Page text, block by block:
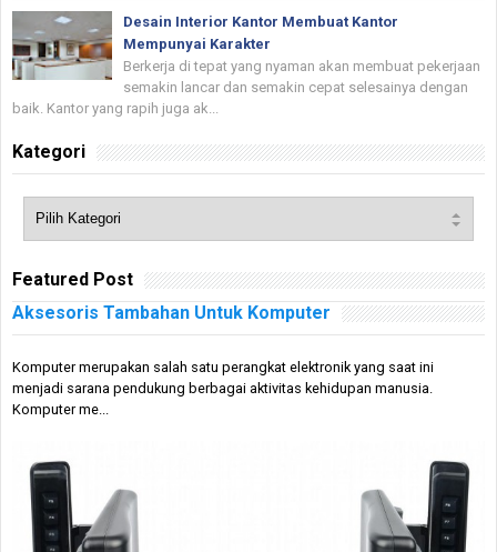
Desain Interior Kantor Membuat Kantor
Mempunyai Karakter
Berkerja di tepat yang nyaman akan membuat pekerjaan
semakin lancar dan semakin cepat selesainya dengan
baik. Kantor yang rapih juga ak...
Kategori
Featured Post
Aksesoris Tambahan Untuk Komputer
Komputer merupakan salah satu perangkat elektronik yang saat ini
menjadi sarana pendukung berbagai aktivitas kehidupan manusia.
Komputer me...